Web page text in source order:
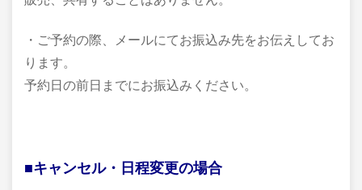
・ご予約の際、メールにてお振込み先をお伝えしてお
ります。
予約日の前日までにお振込みください。
■キャンセル・日程変更の場合